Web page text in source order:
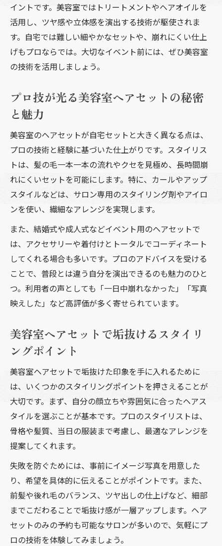
お手頃価格でキレイを叶える美容室ヘアセット
体験
美容室ヘアセットのお手頃価格と賢い選び
方
美容室ヘアセット料金を抑えるポイント徹
美容室ヘアセット体験談から見るコスパ重
お得な美容室ヘアセットプランの活用法
美容室ヘアセットで理想のスタイルを安く
叶える
美容室ヘアセットを頼む時のポイント徹底ガイ
ド
美容室ヘアセット頼み方と予約時の注意事
項
美容室ヘアセットのカウンセリング活用法
美容室ヘアセットで希望を伝えるコツ
美容室ヘアセットのおすすめオーダー方法
美容室ヘアセットの持ち込みアイテムと準
備
早朝予約にも対応可能な美容室ヘアセット事情
美容室ヘアセット早朝予約のメリットと注
意点
早朝対応美容室ヘアセットの探し方と選び
方
朝早くから頼める美容室ヘアセットの活用
術
美容室ヘアセット早朝料金の目安と内訳
事情
理想のヘアアレンジなら美容室に相談がおすす
め
美容室で叶う理想ヘアアレンジ相談のポイ
ント
イントです。美容室ではトリートメントやヘアオイルを
活用し、ツヤ感や立体感を演出する技術が駆使されま
す。自宅では難しい細やかなセットや、崩れにくい仕上
げもプロならでは。大切なイベント前には、ぜひ美容室
の技術を活用しましょう。
プロ技が光る美容室ヘアセットの秘密
と魅力
美容室のヘアセットが自宅セットと大きく異なる点は、
プロの技術と経験に基づいた仕上がりです。スタイリス
トは、髪の毛一本一本の流れやクセを見極め、長時間崩
れにくいセットを可能にします。特に、カールやアップ
スタイルなどは、サロン専用のスタイリング剤やアイロ
ンを使い、繊細なアレンジを実現します。
また、結婚式や成人式などイベント用のヘアセットで
は、アクセサリーや着付けとトータルでコーディネート
してくれる場合も多いです。プロのアドバイスを受ける
ことで、普段とは違う自分を演出できるのも魅力のひと
つ。利用者の声としても「一日中崩れなかった」「写真
映えした」など高評価が多く寄せられています。
美容室ヘアセットで垢抜けるスタイリ
ングポイント
美容室ヘアセットで垢抜けた印象を手に入れるために
は、いくつかのスタイリングポイントを押さえることが
大切です。まず、自分の顔立ちや雰囲気に合ったヘアス
タイルを選ぶことが基本です。プロのスタイリストは、
骨格や髪質、当日の服装まで考慮し、最適なアレンジを
提案してくれます。
失敗を防ぐためには、事前にイメージ写真を用意した
り、希望を具体的に伝えることがポイントです。また、
前髪や後れ毛のバランス、ツヤ出しの仕上げなど、細部
までこだわることで垢抜け感が一層アップします。ヘア
セットのみの予約も可能なサロンが多いので、気軽にプ
ロの技術を体験してみましょう。